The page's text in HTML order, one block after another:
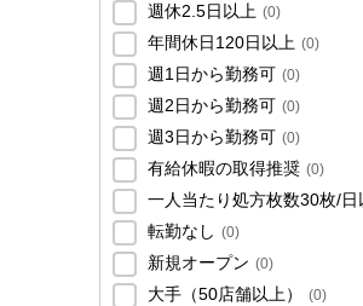
週休2.5日以上 (0)
年間休日120日以上 (0)
週1日から勤務可 (0)
週2日から勤務可 (0)
週3日から勤務可 (0)
有給休暇の取得推奨 (0)
一人当たり処方枚数30枚/日
転勤なし (0)
新規オープン (0)
大手（50店舗以上） (0)